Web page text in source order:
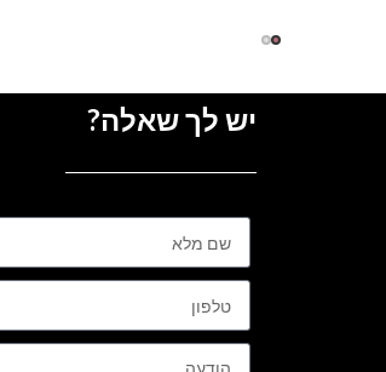
יש לך שאלה?